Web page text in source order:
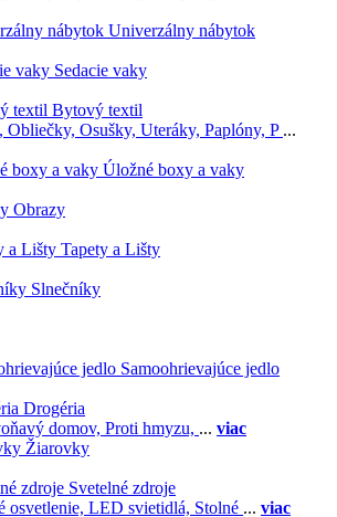
Univerzálny nábytok
Sedacie vaky
Bytový textil
Obliečky, Osušky, Uteráky, Paplóny, P ...
Úložné boxy a vaky
Obrazy
Tapety a Lišty
Slnečníky
Samoohrievajúce jedlo
Drogéria
domov, Proti hmyzu, ... viac
Žiarovky
Svetelné zdroje
osvetlenie, LED svietidlá, Stolné ... viac